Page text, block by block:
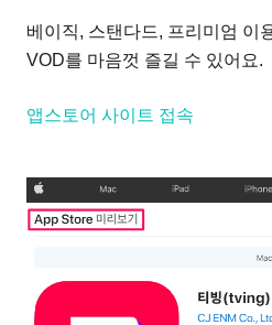
베이직, 스탠다드, 프리미엄 이
VOD를 마음껏 즐길 수 있어요.
앱스토어 사이트 접속